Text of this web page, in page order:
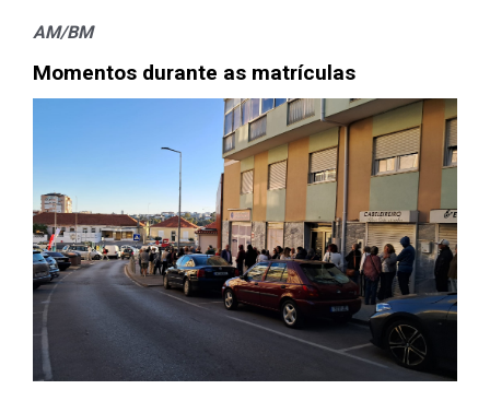
AM/BM
Momentos durante as matrículas